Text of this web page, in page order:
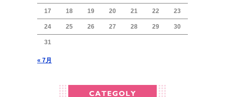
17 18 19 20 21 22 23
24 25 26 27 28 29 30
31
« 7月